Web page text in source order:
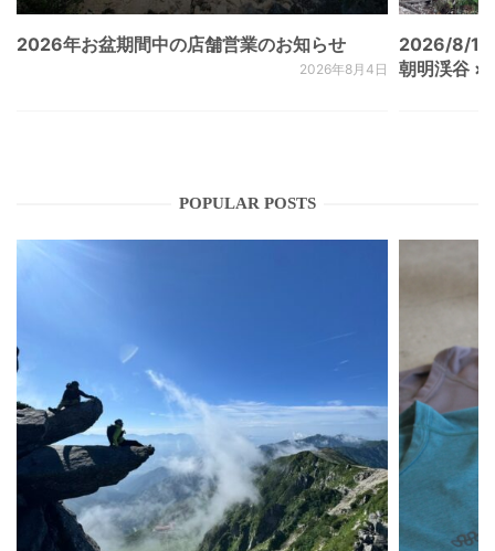
2026年お盆期間中の店舗営業のお知らせ
2026年8月4日
2026/8/
朝明渓谷 ×
POPULAR POSTS